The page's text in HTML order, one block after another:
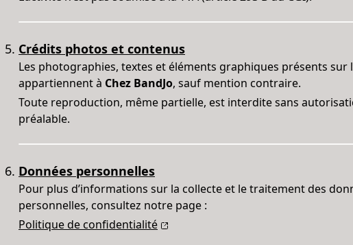
Crédits photos et contenus
Les photographies, textes et éléments graphiques présents sur
appartiennent à Chez BandJo, sauf mention contraire.
Toute reproduction, même partielle, est interdite sans
préalable.
Données personnelles
Pour plus d’informations sur la collecte et le traitement des
personnelles, consultez notre page :
Politique de confidentialité